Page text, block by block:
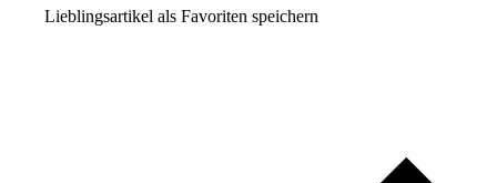
Lieblingsartikel als Favoriten speichern